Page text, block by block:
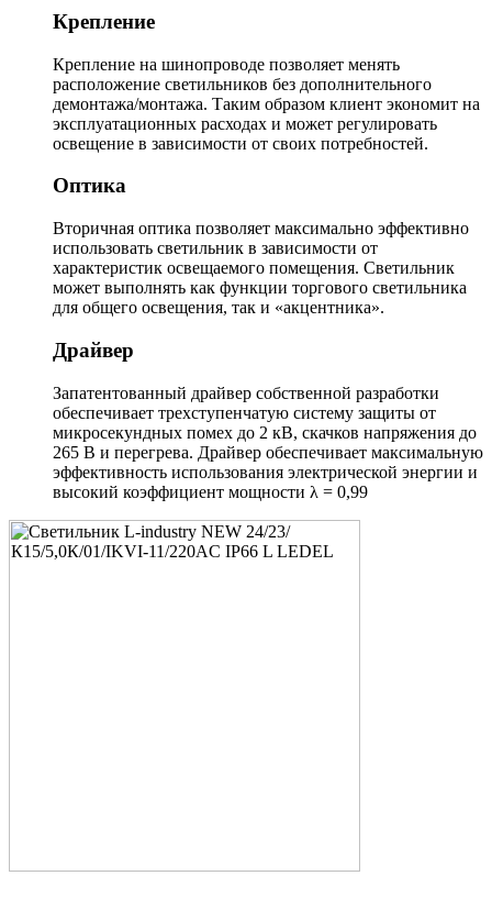
Крепление
Крепление на шинопроводе позволяет менять
расположение светильников без дополнительного
демонтажа/монтажа. Таким образом клиент экономит на
эксплуатационных расходах и может регулировать
освещение в зависимости от своих потребностей.
Оптика
Вторичная оптика позволяет максимально эффективно
использовать светильник в зависимости от
характеристик освещаемого помещения. Светильник
может выполнять как функции торгового светильника
для общего освещения, так и «акцентника».
Драйвер
Запатентованный драйвер собственной разработки
обеспечивает трехступенчатую систему защиты от
микросекундных помех до 2 кВ, скачков напряжения до
265 В и перегрева. Драйвер обеспечивает максимальную
эффективность использования электрической энергии и
высокий коэффициент мощности λ = 0,99